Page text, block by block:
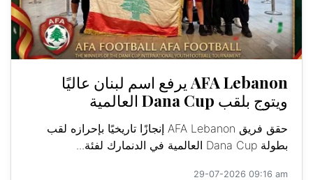
AFA Lebanon يرفع اسم لبنان عاليًا
ويتوج بلقب Dana Cup العالمية
حقق فريق AFA Lebanon إنجازًا تاريخيًا بإحرازه لقب
بطولة Dana Cup العالمية في الدنمارك لفئة...
29-07-2026 09:16 am